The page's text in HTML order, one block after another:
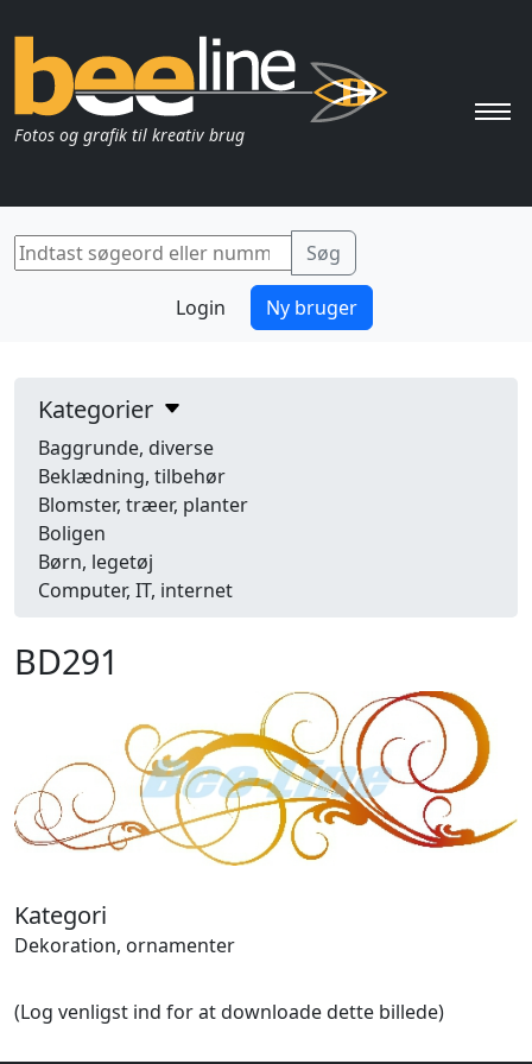
Fotos og grafik til kreativ brug
Login Ny bruger
Kategorier
Baggrunde, diverse
Beklædning, tilbehør
Blomster, træer, planter
Boligen
Børn, legetøj
Computer, IT, internet
Dekoration, ornamenter
Detailhandel
Energi, miljø, økologi
Erhverv
Fænomener, begreber
Fastelavn, karneval
Fiskeri
Fly, luftfart
Folkeslag
Fritid, hobby
BD291
Kategori
Dekoration, ornamenter
(Log venligst ind for at downloade dette billede)